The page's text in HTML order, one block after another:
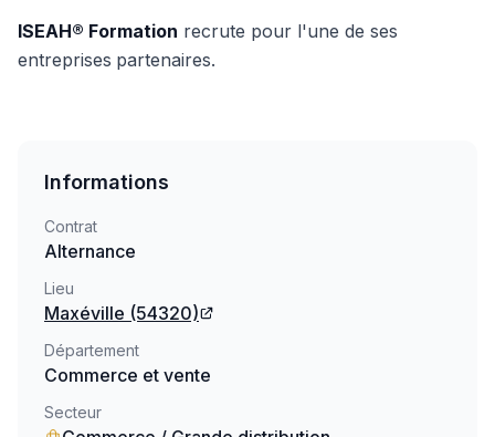
ISEAH® Formation recrute pour l'une de ses
entreprises partenaires.
Informations
Contrat
Alternance
Lieu
Maxéville (54320)
Département
Commerce et vente
Secteur